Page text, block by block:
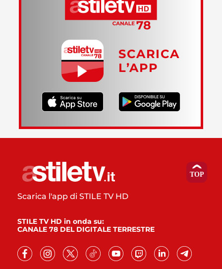
SCARICA
L’APP
Scarica l'app di STILE TV HD
STILE TV HD in onda su:
CANALE 78 DEL DIGITALE TERRESTRE